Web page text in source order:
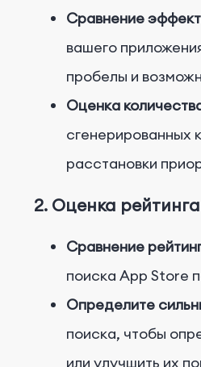
Сравнение
вашего
пробелы и
Оценка
сгенерированных
расстановки
2. Оценка
Сравнение
поиска App Store
Определите
поиска, чтобы
или улучшить их